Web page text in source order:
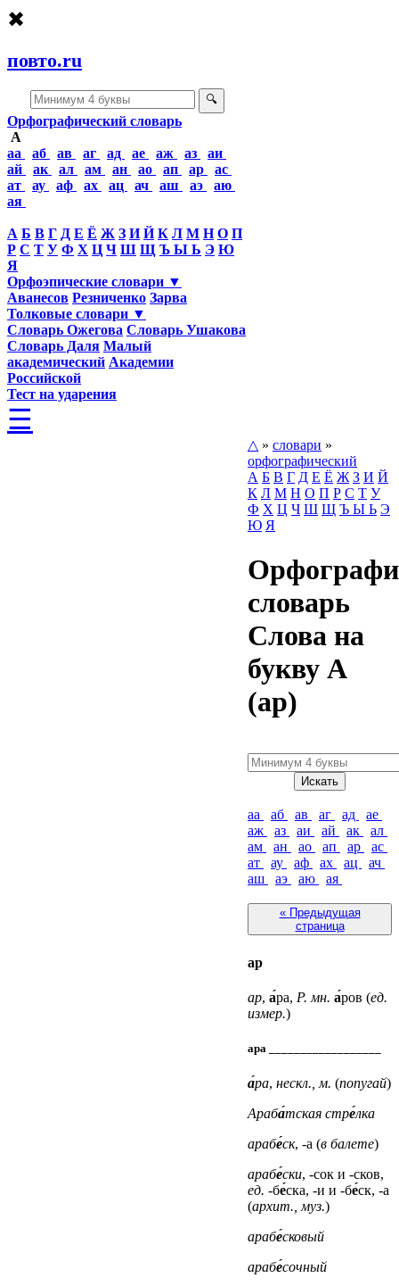
✖
повто.ru
🔍
Орфографический словарь
А
аа
аб ав аг ад ае аж аз
аи
ай
ак ал ам ан ао ап ар
ас
ат
ау аф ах ац ач аш аэ
аю
ая
А Б В Г Д Е Ё Ж З И Й К Л М Н О П
Р С Т У Ф Х Ц Ч Ш Щ Ъ Ы Ь Э Ю
Я
Орфоэпические словари ▼
Аванесов Резниченко Зарва
Толковые словари ▼
Словарь Ожегова Словарь Ушакова
Словарь Даля Малый
академический Академии
Российской
Тест на ударения
☰
△ » словари »
орфографический
А Б В Г Д Е Ё Ж З И Й
К Л М Н О П Р С Т У
Ф Х Ц Ч Ш Щ Ъ Ы Ь Э
Ю Я
словарь
Слова на
букву А
(ар)
Искать
аа аб ав аг ад
ае
аж
аз аи ай ак
ал
ам
ан ао ап ар
ас
ат
ау аф ах ац
ач
аш
аэ аю ая
« Предыдущая
страница
ар
ар, а́ра, Р. мн. а́ров (ед.
измер.)
ара __________________
а́ра, нескл., м. (попугай)
Араба́тская стре́лка
арабе́ск, -а (в балете)
арабе́ски, -сок и -сков,
ед. -бе́ска, -и и -бе́ск, -а
(архит., муз.)
арабе́сковый
арабе́сочный